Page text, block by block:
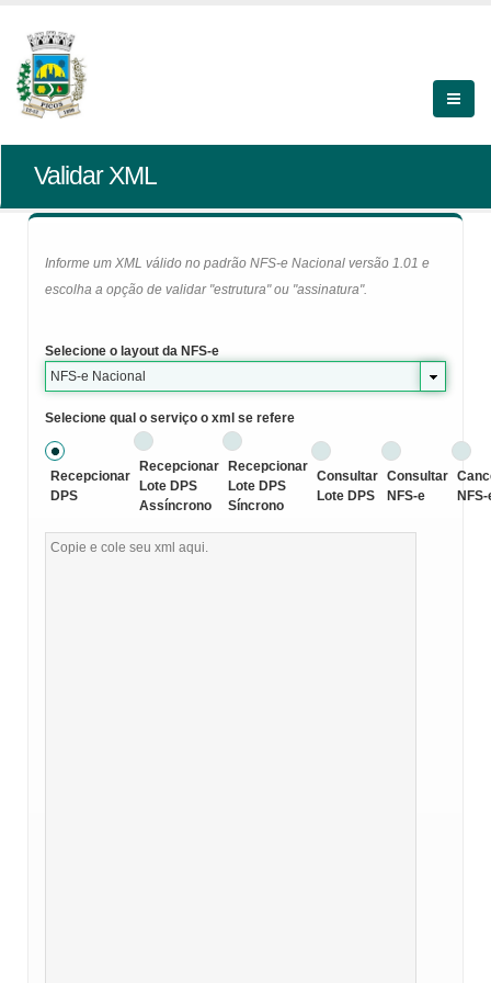
Validar XML
Informe um XML válido no padrão NFS-e Nacional versão 1.01 e
escolha a opção de validar "estrutura" ou "assinatura".
Selecione o layout da NFS-e
NFS-e Nacional
Selecione qual o serviço o xml se refere
Recepcionar
DPS
Recepcionar
Lote DPS
Assíncrono
Recepcionar
Lote DPS
Síncrono
Consultar
Lote DPS
Consultar
NFS-e
NFS-